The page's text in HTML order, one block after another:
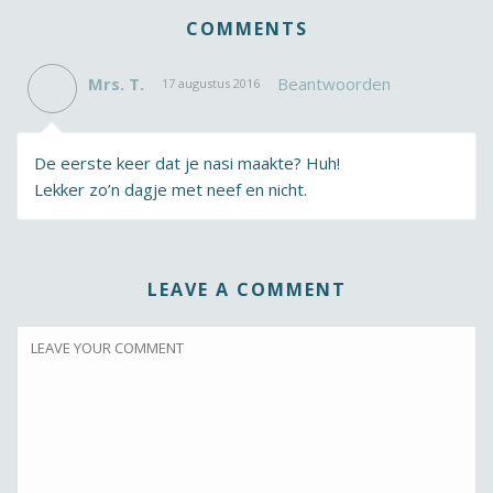
COMMENTS
Mrs. T. 17 augustus 2016 Beantwoorden
De eerste keer dat je nasi maakte? Huh!
Lekker zo’n dagje met neef en nicht.
LEAVE A COMMENT